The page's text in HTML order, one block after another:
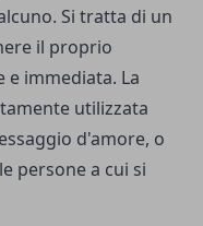
Si tratta di un
il proprio
immediata. La
utilizzata
d'amore, o
persone a cui si